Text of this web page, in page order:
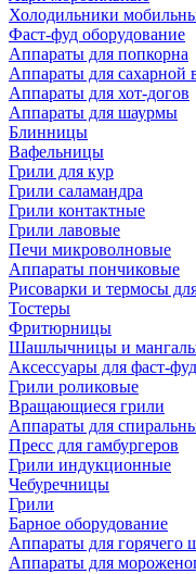
Холодильники
Фаст-фуд оборудование
Аппараты для попкорна
Аппараты для сахарной
Аппараты для хот-догов
Аппараты для шаурмы
Блинницы
Вафельницы
Грили для кур
Грили саламандра
Грили контактные
Грили лавовые
Печи микроволновые
Аппараты пончиковые
Рисоварки и термосы
Тостеры
Фритюрницы
Шашлычницы и
Аксессуары для фаст-фуд
Грили роликовые
Вращающиеся грили
Аппараты для
Пресс для гамбургеров
Грили индукционные
Чебуречницы
Грили
Барное оборудование
Аппараты для горячего
Аппараты для